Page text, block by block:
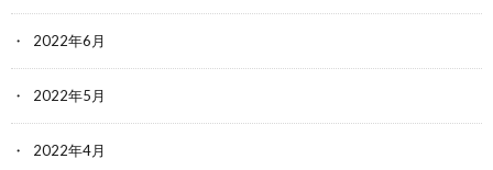
2022年6月
2022年5月
2022年4月